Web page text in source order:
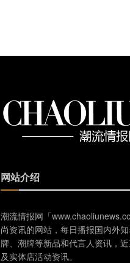
网站介绍
潮流情报网「
尚资讯的网站，每日播报国内外
牌、潮牌等新品和代言人资讯，
及实体店活动资讯。